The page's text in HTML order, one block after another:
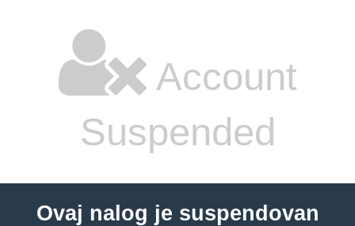
Account
Suspended
Ovaj nalog je suspendovan